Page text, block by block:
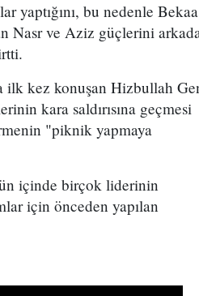
yaptığını, bu nedenle Bekaa
Nasr ve Aziz güçlerini
ilk kez konuşan Hizbullah
kara saldırısına geçmesi
"piknik yapmaya
içinde birçok liderinin
için önceden yapılan